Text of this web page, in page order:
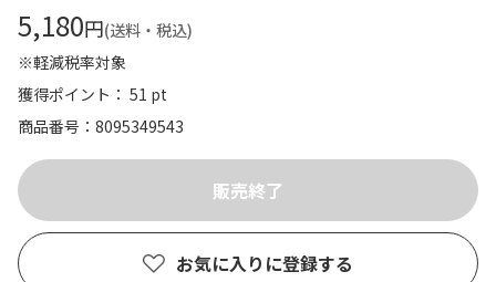
5,180円(送料・税込)
※軽減税率対象
獲得ポイント： 51 pt
商品番号
8095349543
お気に入りに登録する